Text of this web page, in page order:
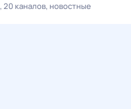
20 каналов новостные